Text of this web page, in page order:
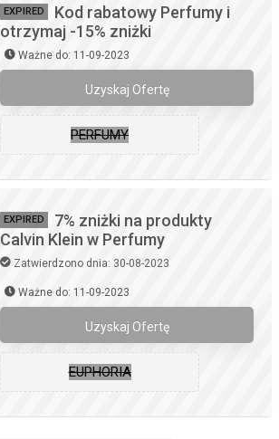
EXPIRED
Kod rabatowy Perfumy i
otrzymaj -15% zniżki
Ważne do: 11-09-2023
Uzyskaj Ofertę
PERFUMY
EXPIRED
7% zniżki na produkty
Calvin Klein w Perfumy
Zatwierdzono dnia: 30-08-2023
Ważne do: 11-09-2023
Uzyskaj Ofertę
EUPHORIA